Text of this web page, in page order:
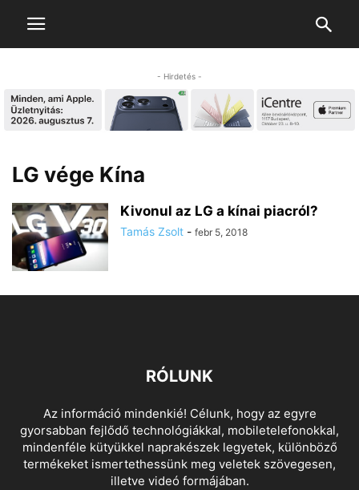
- Hirdetés -
LG vége Kína
Kivonul az LG a kínai piacról?
Tamás Zsolt - febr 5, 2018
RÓLUNK
Az információ mindenkié! Célunk, hogy az egyre
gyorsabban fejlődő technológiákkal, mobiletelefonokkal,
mindenféle kütyükkel naprakészek legyetek, különböző
termékeket ismertethessünk meg veletek szövegesen,
illetve videó formájában.